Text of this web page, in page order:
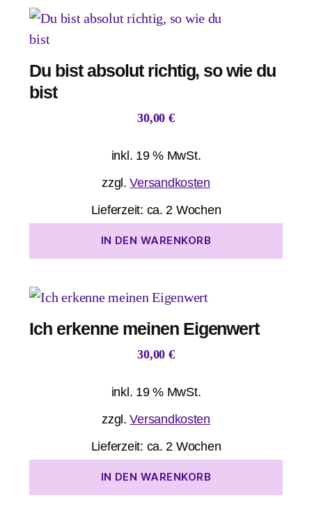
Du bist absolut richtig, so wie du
bist
30,00 €
inkl. 19 % MwSt.
zzgl.Versandkosten
Lieferzeit: ca. 2 Wochen
IN DEN WARENKORB
Ich erkenne meinen Eigenwert
30,00 €
inkl. 19 % MwSt.
zzgl.Versandkosten
Lieferzeit: ca. 2 Wochen
IN DEN WARENKORB